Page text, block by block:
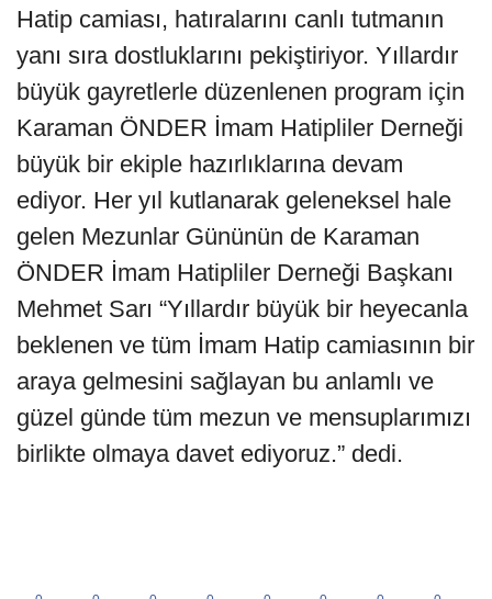
Hatip camiası, hatıralarını canlı tutmanın
yanı sıra dostluklarını pekiştiriyor. Yıllardır
büyük gayretlerle düzenlenen program için
Karaman ÖNDER İmam Hatipliler Derneği
büyük bir ekiple hazırlıklarına devam
ediyor. Her yıl kutlanarak geleneksel hale
gelen Mezunlar Gününün de Karaman
ÖNDER İmam Hatipliler Derneği Başkanı
Mehmet Sarı “Yıllardır büyük bir heyecanla
beklenen ve tüm İmam Hatip camiasının bir
araya gelmesini sağlayan bu anlamlı ve
güzel günde tüm mezun ve mensuplarımızı
birlikte olmaya davet ediyoruz.” dedi.